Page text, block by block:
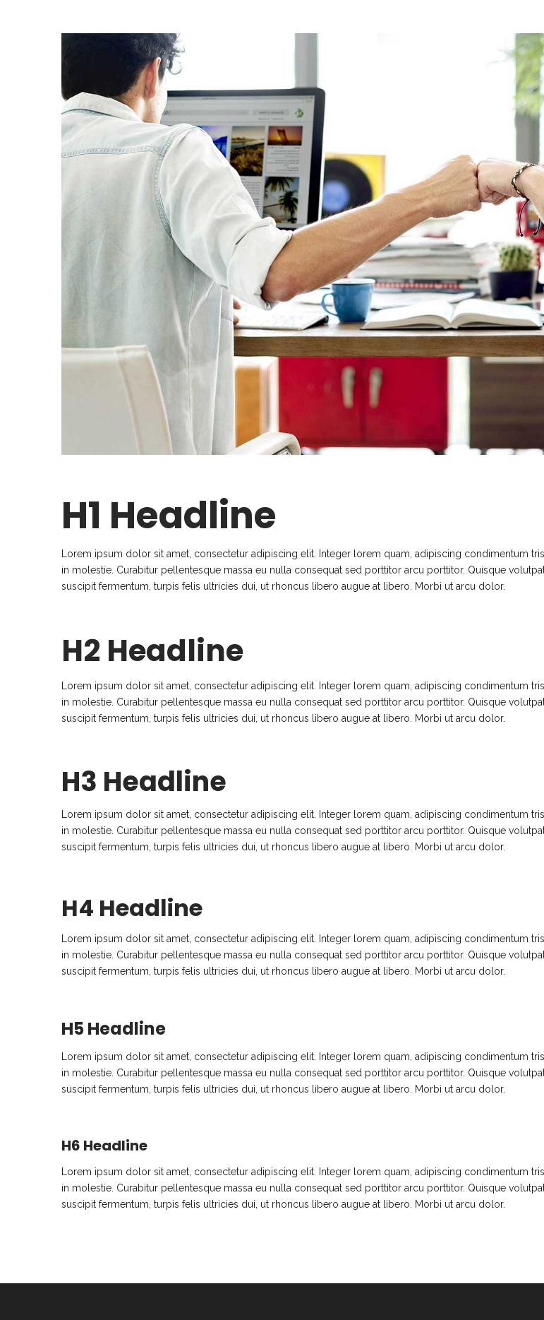
H1 Headline
Lorem ipsum dolor sit amet, consectetur adipiscing elit. Integer lorem quam, adipiscing condimentum
in molestie. Curabitur pellentesque massa eu nulla consequat sed porttitor arcu porttitor. Quisque
suscipit fermentum, turpis felis ultricies dui, ut rhoncus libero augue at libero. Morbi ut arcu dolor.
H2 Headline
Lorem ipsum dolor sit amet, consectetur adipiscing elit. Integer lorem quam, adipiscing condimentum
in molestie. Curabitur pellentesque massa eu nulla consequat sed porttitor arcu porttitor. Quisque
suscipit fermentum, turpis felis ultricies dui, ut rhoncus libero augue at libero. Morbi ut arcu dolor.
H3 Headline
Lorem ipsum dolor sit amet, consectetur adipiscing elit. Integer lorem quam, adipiscing condimentum
in molestie. Curabitur pellentesque massa eu nulla consequat sed porttitor arcu porttitor. Quisque
suscipit fermentum, turpis felis ultricies dui, ut rhoncus libero augue at libero. Morbi ut arcu dolor.
H4 Headline
Lorem ipsum dolor sit amet, consectetur adipiscing elit. Integer lorem quam, adipiscing condimentum
in molestie. Curabitur pellentesque massa eu nulla consequat sed porttitor arcu porttitor. Quisque
suscipit fermentum, turpis felis ultricies dui, ut rhoncus libero augue at libero. Morbi ut arcu dolor.
H5 Headline
Lorem ipsum dolor sit amet, consectetur adipiscing elit. Integer lorem quam, adipiscing condimentum
in molestie. Curabitur pellentesque massa eu nulla consequat sed porttitor arcu porttitor. Quisque
suscipit fermentum, turpis felis ultricies dui, ut rhoncus libero augue at libero. Morbi ut arcu dolor.
H6 Headline
Lorem ipsum dolor sit amet, consectetur adipiscing elit. Integer lorem quam, adipiscing condimentum
in molestie. Curabitur pellentesque massa eu nulla consequat sed porttitor arcu porttitor. Quisque
suscipit fermentum, turpis felis ultricies dui, ut rhoncus libero augue at libero. Morbi ut arcu dolor.